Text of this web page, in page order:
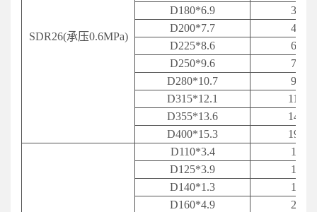
SDR26(承压0.6MPa)
D180*6.9
D200*7.7
D225*8.6
D250*9.6
D280*10.7
D315*12.1
D355*13.6
D400*15.3
D110*3.4
D125*3.9
D140*1.3
D160*4.9